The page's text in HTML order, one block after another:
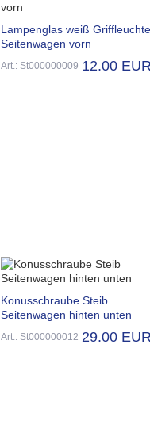
Lampenglas weiß Griffleuchte
Seitenwagen vorn
Art.: St000000009 12.00
Konusschraube Steib
Seitenwagen hinten unten
Art.: St000000012 29.00